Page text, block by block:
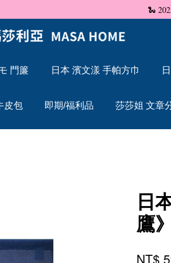
瑪莎利亞 蛇年伊始，祝福大家「蛇」來
門簾 日本 濱文漾 手帕方巾
皮包 即期/福利品 莎莎姐 文章
日
鷹
NT$
購物車目前還是空的。